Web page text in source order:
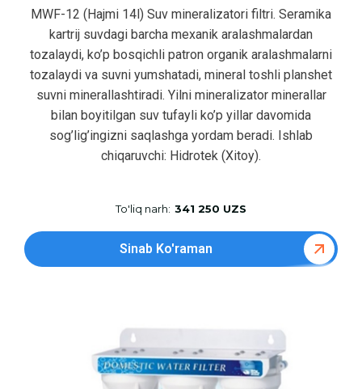
MWF-12 (Hajmi 14l) Suv mineralizatori filtri. Seramika
kartrij suvdagi barcha mexanik aralashmalardan
tozalaydi, ko’p bosqichli patron organik aralashmalarni
tozalaydi va suvni yumshatadi, mineral toshli planshet
suvni minerallashtiradi. Yilni mineralizator minerallar
bilan boyitilgan suv tufayli ko’p yillar davomida
sog’lig’ingizni saqlashga yordam beradi. Ishlab
chiqaruvchi: Hidrotek (Xitoy).
To'liq narh: 341 250 UZS
Sinab Ko'raman